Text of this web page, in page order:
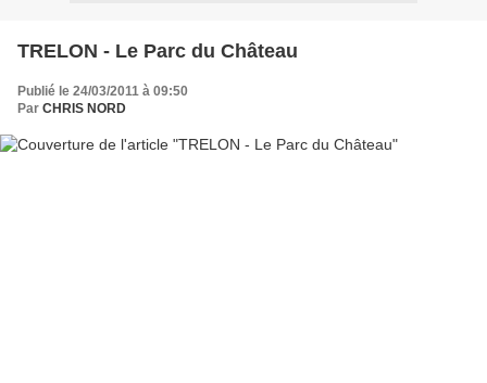
TRELON - Le Parc du Château
Publié le 24/03/2011 à 09:50
Par CHRIS NORD